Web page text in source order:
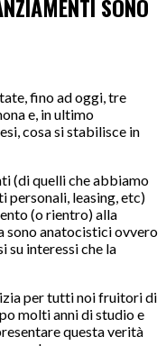
SONO
fino ad oggi, tre
e, in ultimo
cosa si stabilisce in
(di quelli che abbiamo
personali, leasing, etc)
(o rientro) alla
sono anatocistici ovvero
su interessi che la
per tutti noi fruitori di
molti anni di studio e
questa verità